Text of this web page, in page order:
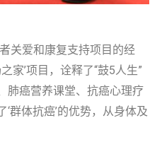
关爱和康复支持项目的经
家’项目，诠释了“鼓5人生”
肺癌营养课堂、抗癌心理疗
群体抗癌’的优势，从身体及